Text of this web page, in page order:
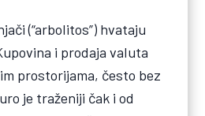
(“arbolitos”) hvataju
i prodaja valuta
prostorijama, često bez
je traženiji čak i od